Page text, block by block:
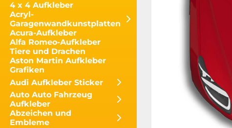
4 x 4 Aufkleber
Acryl-
Garagenwandkunstplatten
Acura-Aufkleber
Alfa Romeo-Aufkleber
Tiere und Drachen
Aston Martin Aufkleber
Grafiken
Audi Aufkleber Sticker
Auto Auto Fahrzeug
Aufkleber
Abzeichen und
Embleme